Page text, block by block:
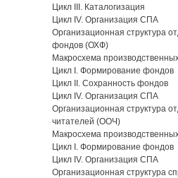
Цикл III. Каталогизация
Цикл IV. Организация СПА
Организационная структура
фондов (ОХФ)
Макросхема
Цикл Ι. Формирование фондов
Цикл IΙ. Сохранность фондов
Цикл IV. Организация СПА
Организационная структура
читателей (ООЧ)
Макросхема
Цикл Ι. Формирование фондов
Цикл IV. Организация СПА
Организационная структура